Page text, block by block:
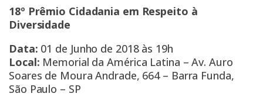
18º Prêmio Cidadania em Respeito à
Diversidade
Data: 01 de Junho de 2018 às 19h
Local: Memorial da América Latina – Av. Auro
Soares de Moura Andrade, 664 – Barra Funda,
São Paulo – SP